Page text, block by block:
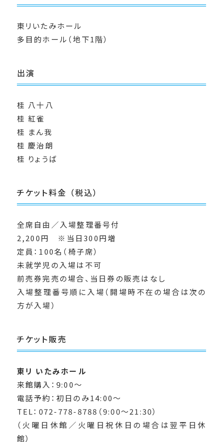
東リいたみホール
多目的ホール（地下1階）
出演
桂 八十八
桂 紅雀
桂 まん我
桂 慶治朗
桂 りょうば
チケット料金 （税込）
全席自由／入場整理番号付
2,200円 ※当日300円増
定員：100名（椅子席）
未就学児の入場は不可
前売券完売の場合、当日券の販売はなし
入場整理番号順に入場（開場時不在の場合は次の
方が入場）
チケット販売
東リ いたみホール
来館購入：9:00～
電話予約：初日のみ14:00～
TEL：072-778-8788（9:00～21:30）
（火曜日休館／火曜日祝休日の場合は翌平日休
館）